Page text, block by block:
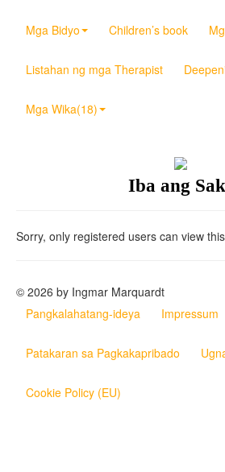
Mga Bidyo Children’s book
Listahan ng mga Therapist
Mga Wika(18)
Iba ang
Sorry, only registered users can view
© 2026 by Ingmar Marquardt
Pangkalahatang-ideya
Impressum
Patakaran sa Pagkakapribado
Cookie Policy (EU)